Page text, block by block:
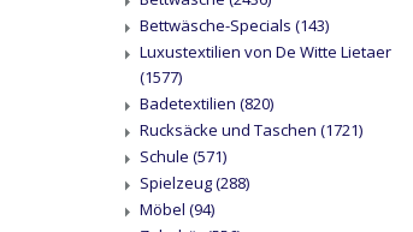
Bettwäsche-Specials (143)
Luxustextilien von De Witte Lietaer
(1577)
Badetextilien (820)
Rucksäcke und Taschen (1721)
Schule (571)
Spielzeug(288)
Möbel (94)